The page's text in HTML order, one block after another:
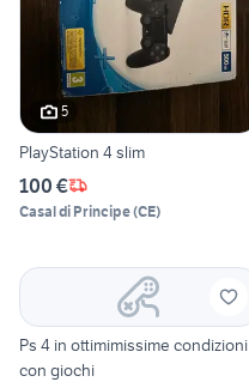
5
PlayStation 4 slim
100 €
Casal di Principe(CE)
Ps 4 in ottimimissime condizioni
con giochi